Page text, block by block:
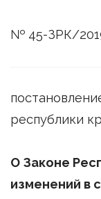
№ 45-ЗРК/
республики
О Законе
изменений в